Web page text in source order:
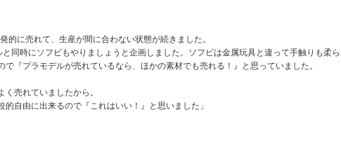
的に売れて、生産が間に合わない状態が続きました。
同時にソフビもやりましょうと企画しました。ソフビは金属玩具と違って手触りも柔ら
『プラモデルが売れているなら、ほかの素材でも売れる！』と思っていました。
売れていましたから。
自由に出来るので『これはいい！』と思いました」